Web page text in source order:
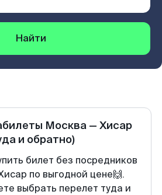
Найти
Москва — Хисар
и обратно)
билет без посредников
по выгодной цене🙌.
выбрать перелет туда и